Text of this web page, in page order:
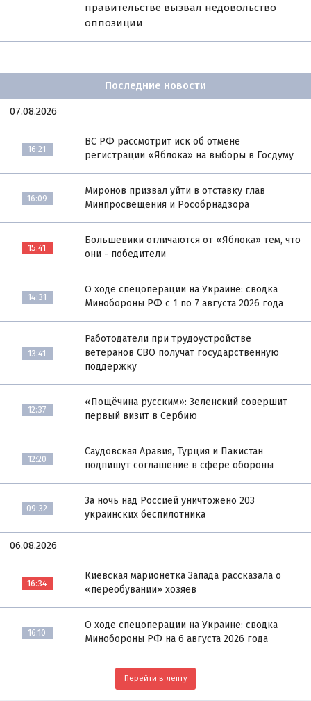
правительстве вызвал недовольство
оппозиции
Последние новости
07.08.2026
16:21
ВС РФ рассмотрит иск об отмене
регистрации «Яблока» на выборы в Госдуму
16:09
Миронов призвал уйти в отставку глав
Минпросвещения и Рособрнадзора
15:41
Большевики отличаются от «Яблока» тем, что
они - победители
14:31
О ходе спецоперации на Украине: сводка
Минобороны РФ с 1 по 7 августа 2026 года
13:41
Работодатели при трудоустройстве
ветеранов СВО получат государственную
поддержку
12:37
«Пощёчина русским»: Зеленский совершит
первый визит в Сербию
12:20
Саудовская Аравия, Турция и Пакистан
подпишут соглашение в сфере обороны
09:32
За ночь над Россией уничтожено 203
украинских беспилотника
06.08.2026
16:34
Киевская марионетка Запада рассказала о
«переобувании» хозяев
16:10
О ходе спецоперации на Украине: сводка
Минобороны РФ на 6 августа 2026 года
Перейти в ленту